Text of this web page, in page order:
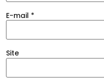
E-mail *
Site